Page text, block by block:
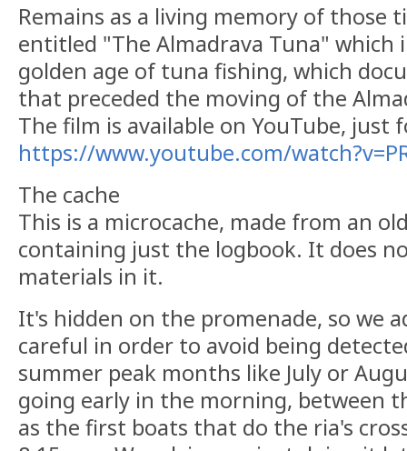
Remains as a living memory of those
entitled "The Almadrava Tuna" which
golden age of tuna fishing, which
that preceded the moving of the
The film is available on YouTube, just
https://www.youtube.com/
The cache
This is a microcache, made from an
containing just the logbook. It does
materials in it.
It's hidden on the promenade, so we
careful in order to avoid being
summer peak months like July or
going early in the morning, between
as the first boats that do the ria's